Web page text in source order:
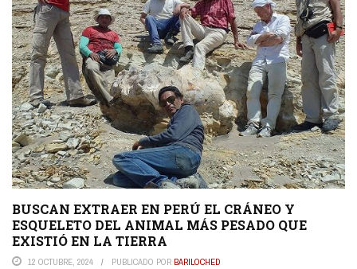
BUSCAN EXTRAER EN PERÚ EL CRÁNEO Y
ESQUELETO DEL ANIMAL MÁS PESADO QUE
EXISTIÓ EN LA TIERRA
12 OCTUBRE, 2024 PUBLICADO POR BARILOCHED